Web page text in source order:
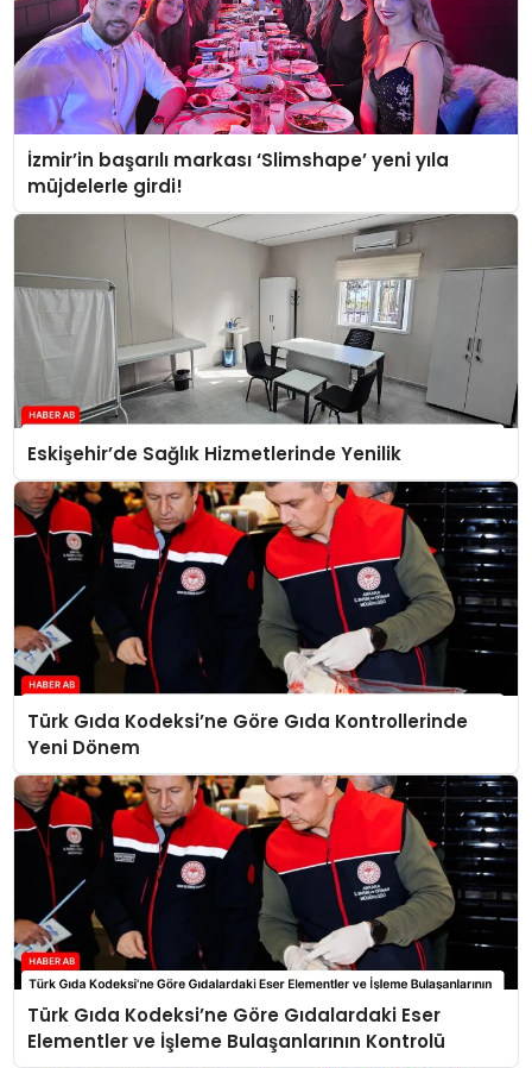
İzmir’in başarılı markası ‘Slimshape’ yeni yıla
müjdelerle girdi!
Eskişehir’de Sağlık Hizmetlerinde Yenilik
Türk Gıda Kodeksi’ne Göre Gıda Kontrollerinde
Yeni Dönem
Türk Gıda Kodeksi’ne Göre Gıdalardaki Eser
Elementler ve İşleme Bulaşanlarının Kontrolü